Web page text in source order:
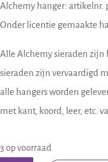
Alchemy hanger: artikelnr.
Onder licentie gemaakte
Alle Alchemy sieraden zijn
sieraden zijn vervaardigd
alle hangers worden
met kant, koord, leer, etc.
3 op voorraad